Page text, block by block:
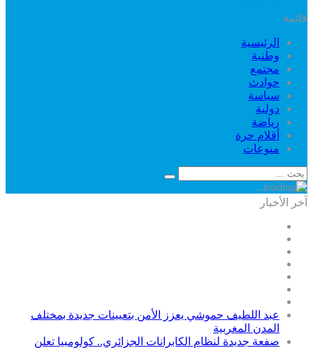
قائمة
الرئيسية
وطنية
مجتمع
حوادث
سياسة
دولية
رياضة
أقلام حرة
منوعات
آخر الأخبار
عبد اللطيف حموشي يعزز الأمن بتعيينات جديدة بمختلف
المدن المغربية
صفعة جديدة لنظام الكابرانات الجزائري.. كولومبيا تعلن